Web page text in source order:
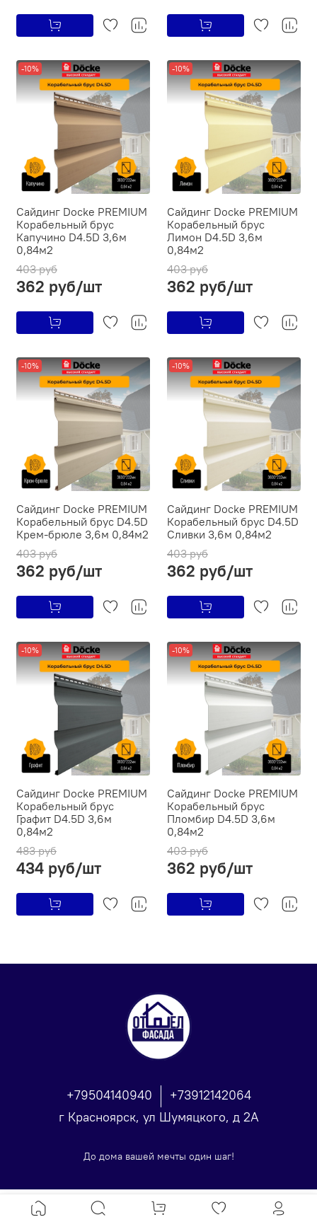
-10%
Сайдинг Docke PREMIUM
Ко­ра­бель­ный брус
Капучино D4.5D 3,6м
0,84м2
403 руб
362 руб/шт
-10%
Сайдинг Docke PREMIUM
Ко­ра­бель­ный брус
Лимон D4.5D 3,6м
0,84м2
403 руб
362 руб/шт
-10%
Сайдинг Docke PREMIUM
Ко­ра­бель­ный брус D4.5D
Крем-брюле 3,6м 0,84м2
403 руб
362 руб/шт
-10%
Сайдинг Docke PREMIUM
Ко­ра­бель­ный брус D4.5D
Сливки 3,6м 0,84м2
403 руб
362 руб/шт
-10%
Сайдинг Docke PREMIUM
Ко­ра­бель­ный брус
Графит D4.5D 3,6м
0,84м2
483 руб
434 руб/шт
-10%
Сайдинг Docke PREMIUM
Ко­ра­бель­ный брус
Пломбир D4.5D 3,6м
0,84м2
403 руб
362 руб/шт
+79504140940
+73912142064
г Красноярск, ул Шумяцкого, д 2А
До дома вашей мечты один шаг!